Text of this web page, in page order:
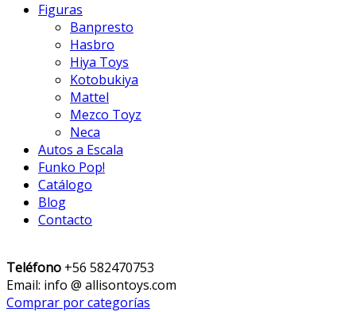
Figuras
Banpresto
Hasbro
Hiya Toys
Kotobukiya
Mattel
Mezco Toyz
Neca
Autos a Escala
Funko Pop!
Catálogo
Blog
Contacto
Teléfono +56 582470753
Email: info @ allisontoys.com
Comprar por categorías